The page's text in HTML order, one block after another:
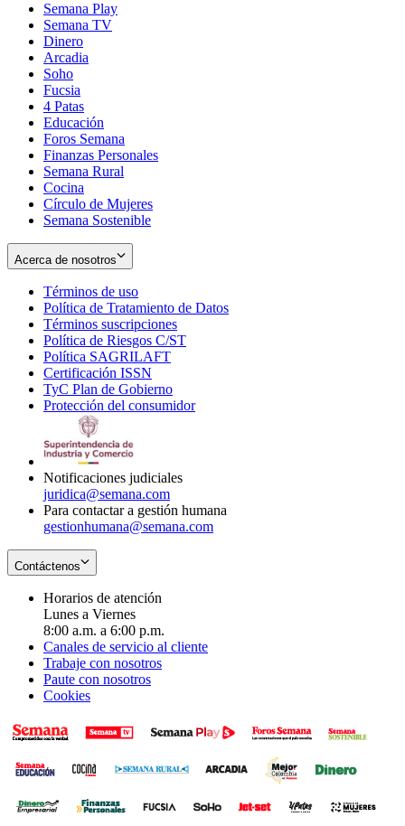
Semana Play
Semana TV
Dinero
Arcadia
Soho
in
new
window
Fucsia
in
new
window
4 Patas
Educación
Foros Semana
Finanzas Personales
Semana Rural
Cocina
Círculo de Mujeres
Semana Sostenible
Acerca de nosotros
Términos de uso
in
new
window
Política de Tratamiento de Datos
Términos suscripciones
in
Política de Riesgos C/ST
Política SAGRILAFT
new
window
Certificación ISSN
in
new
TyC Plan de Gobierno
in
Protección del consumidorOpens
Notificaciones judiciales
juridica@semana.com
Para contactar a gestión humana
gestionhumana@semana.com
Contáctenos
Horarios de atención
Lunes a Viernes
8:00 a.m. a 6:00 p.m.
Canales de servicio al cliente
Trabaje con nosotros
Paute con nosotros
Cookies